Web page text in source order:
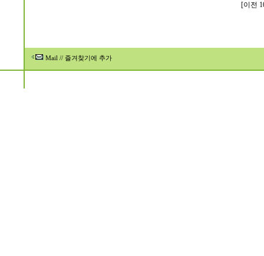
[이전
Mail // 즐겨찾기에 추가